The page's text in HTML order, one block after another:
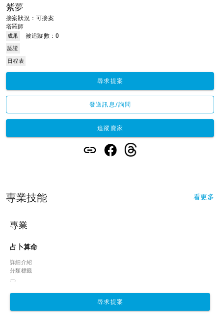
紫夢
接案狀況：可接案
塔羅師
成果 被追蹤數：0
認證
日程表
尋求提案
發送訊息/詢問
追蹤賣家
專業技能 看更多
專業
占卜算命
詳細介紹
分類標籤
尋求提案